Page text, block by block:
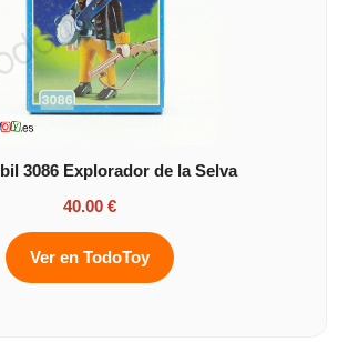
3086 Explorador de la Selva
40.00 €
Ver en TodoToy